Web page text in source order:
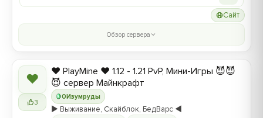
Сайт
Обзор сервера
❤
3
0Изумруды
❤️ PlayMine ❤️ 1.12 - 1.21 PvP, Мини-Игры 😈😈
😈 сервер Майнкрафт
▶️ Выживание, Скайблок, БедВарс ◀️